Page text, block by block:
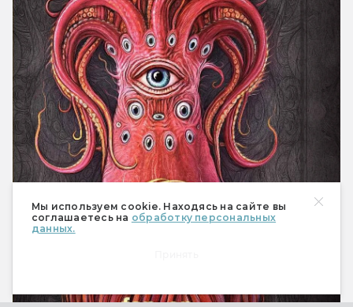
Мы используем cookie. Находясь на сайте вы
соглашаетесь на обработку персональных
данных.